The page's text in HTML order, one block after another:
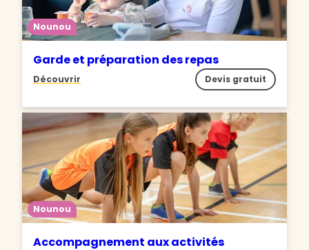
Nounou
Garde et préparation des repas
Découvrir Devis gratuit
Nounou
Accompagnement aux activités